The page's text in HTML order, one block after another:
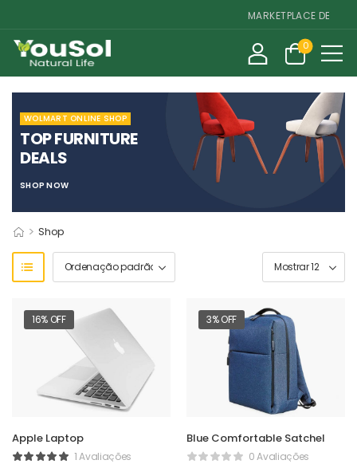
MARKETPLACE DE
0
WOLMART ONLINE SHOP
TOP FURNITURE
DEALS
SHOP NOW
> Shop
16% OFF
Apple Laptop
1 Avaliações
3% OFF
Blue Comfortable Satchel
0 Avaliações